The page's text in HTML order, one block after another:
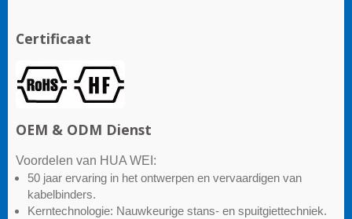
Certificaat
OEM & ODM Dienst
Voordelen van HUA WEI:
50 jaar ervaring in het ontwerpen en vervaardigen van
kabelbinders.
Kerntechnologie: Nauwkeurige stans- en spuitgiettechniek.